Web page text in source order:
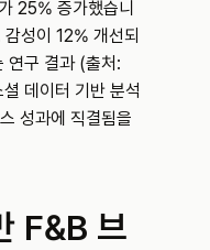
25% 증가했습니
성이 12% 개선되
데이터 기반 분석
성과에 직결됨을
F&B 브